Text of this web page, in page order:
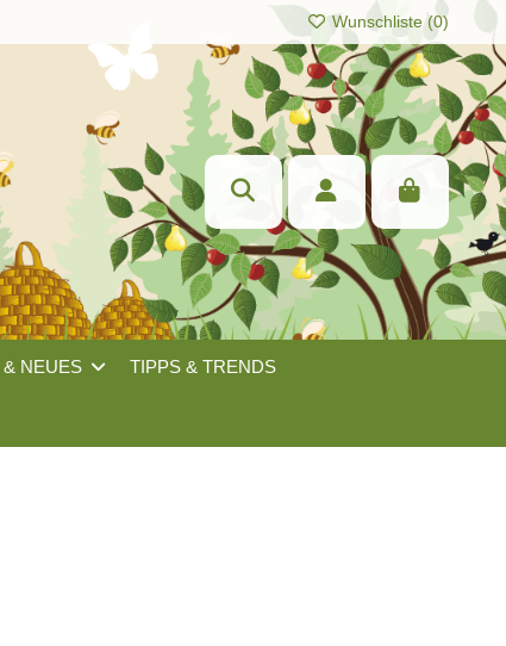
Wunschliste (0)
NEUES TIPPS & TRENDS